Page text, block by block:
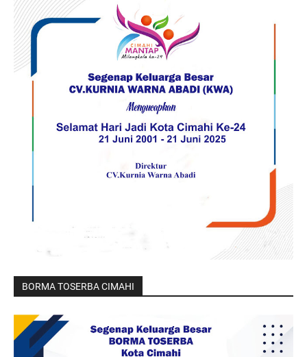
BORMA TOSERBA CIMAHI